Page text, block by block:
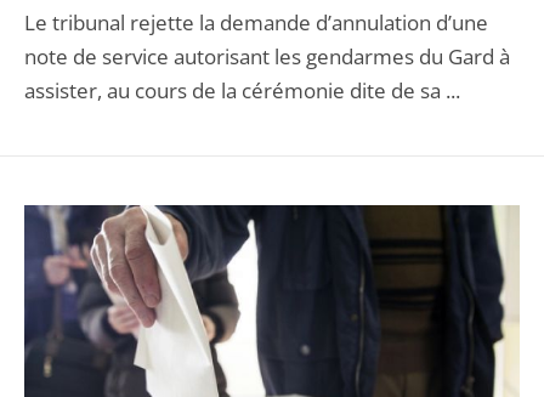
Le tribunal rejette la demande d’annulation d’une
note de service autorisant les gendarmes du Gard à
assister, au cours de la cérémonie dite de sa ...